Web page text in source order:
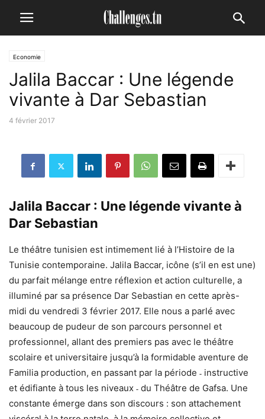
Economie
Jalila Baccar : Une légende
vivante à Dar Sebastian
4 février 2017
Jalila Baccar : Une légende vivante à
Dar Sebastian
Le théâtre tunisien est intimement lié à l’Histoire de la
Tunisie contemporaine. Jalila Baccar, icône (s’il en est une)
du parfait mélange entre réflexion et action culturelle, a
illuminé par sa présence Dar Sebastian en cette après-
midi du vendredi 3 février 2017. Elle nous a parlé avec
beaucoup de pudeur de son parcours personnel et
professionnel, allant des premiers pas avec le théâtre
scolaire et universitaire jusqu’à la formidable aventure de
Familia production, en passant par la période ˗ instructive
et édifiante à tous les niveaux ˗ du Théâtre de Gafsa. Une
constante émerge dans son discours : son attachement